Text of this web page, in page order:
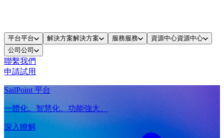
平台平台 解決方案解決方案 服務服務 資源中心資源中心
公司 公司
聯繫我們
申請試用
SailPoint 平台
一體化。智慧化。功能強大。
深入瞭解